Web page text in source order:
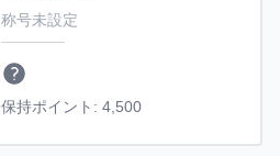
称号未設定
保持ポイント: 4,500